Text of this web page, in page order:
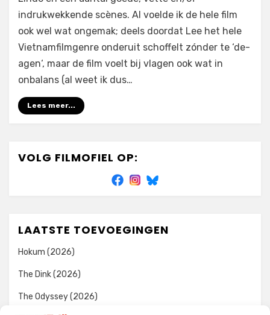
indrukwekkende scènes. Al voelde ik de hele film
ook wel wat ongemak; deels doordat Lee het hele
Vietnamfilmgenre onderuit schoffelt zónder te ‘de-
agen‘, maar de film voelt bij vlagen ook wat in
onbalans (al weet ik dus…
Lees meer...
VOLG FILMOFIEL OP:
LAATSTE TOEVOEGINGEN
Hokum (2026)
The Dink (2026)
The Odyssey (2026)